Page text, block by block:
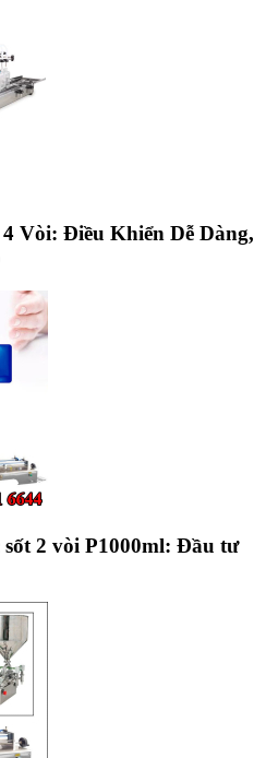
Vòi: Điều Khiển Dễ Dàng,
2 vòi P1000ml: Đầu tư